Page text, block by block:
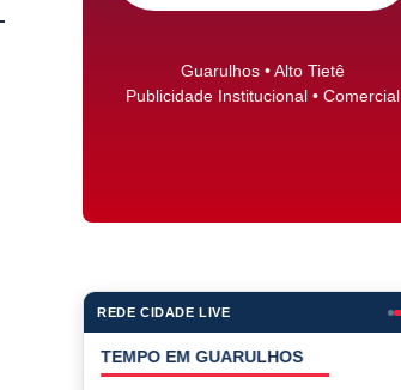
Guarulhos • Alto Tietê
Publicidade Institucional • Comercial
REDE CIDADE LIVE
COTAÇÕES